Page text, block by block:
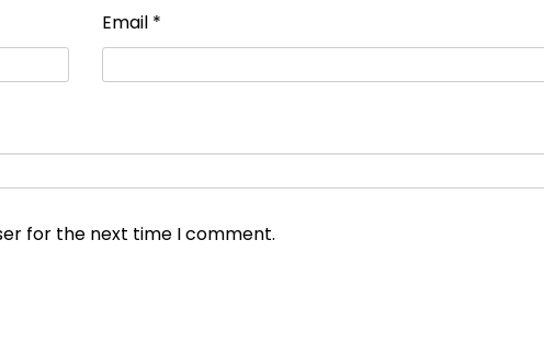
Email *
for the next time I comment.